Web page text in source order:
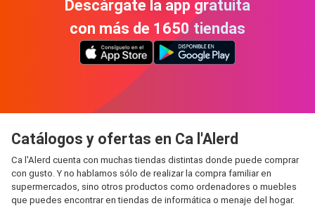
Descárgate la app gratuita
con más de 1650 tiendas
Catálogos y ofertas en Ca l'Alerd
Ca l'Alerd cuenta con muchas tiendas distintas donde puede comprar
con gusto. Y no hablamos sólo de realizar la compra familiar en
supermercados, sino otros productos como ordenadores o muebles
que puedes encontrar en tiendas de informática o menaje del hogar.